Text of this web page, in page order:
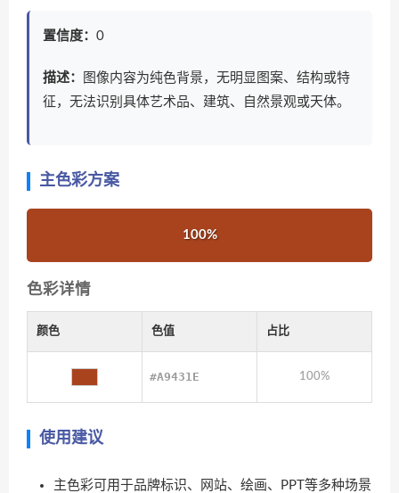
置信度： 0
描述：
图像内容为纯色背景，无明显图案、结构或特
征，无法识别具体艺术品、建筑、自然景观或天体。
主色彩方案
100%
色彩详情
颜色 色值 占比
#A9431E 100%
使用建议
主色彩可用于品牌标识、网站、绘画、PPT等多种场景